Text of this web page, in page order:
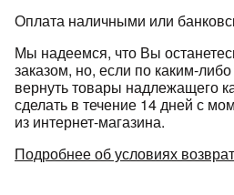
Оплата наличными или
Мы надеемся, что Вы
заказом, но, если по каким-
вернуть товары надлежащего
сделать в течение 14 дней с
из интернет-магазина.
Подробнее об условиях